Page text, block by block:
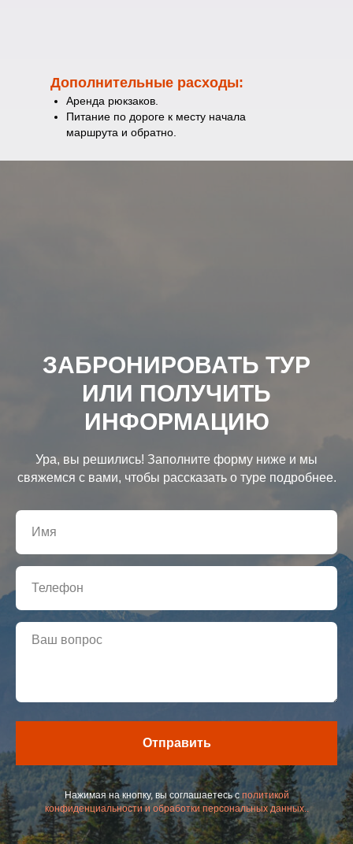
Аренда рюкзаков.
Питание по дороге к месту начала
маршрута и обратно.
Дополнительные расходы:
ЗАБРОНИРОВАТЬ ТУР
ИЛИ ПОЛУЧИТЬ
ИНФОРМАЦИЮ
Ура, вы решились! Заполните форму ниже и мы
свяжемся с вами, чтобы рассказать о туре подробнее.
Отправить
Нажимая на кнопку, вы соглашаетесь с политикой
конфиденциальности и обработки персональных данных..